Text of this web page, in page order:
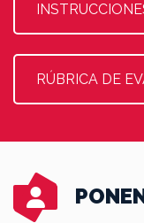
RÚBRICA DE